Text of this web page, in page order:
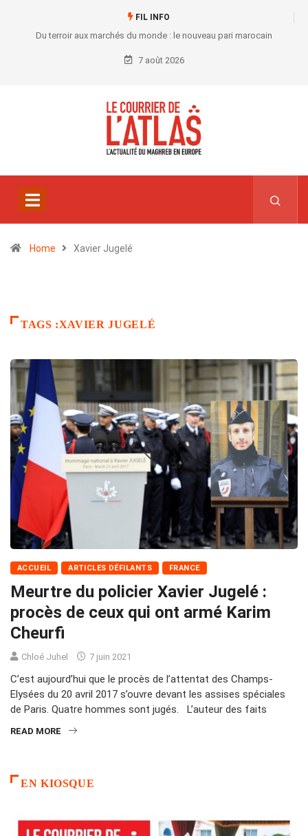
FIL INFO
Du terroir aux marchés du monde : le nouveau pari marocain
7 août 2026
Home Xavier Jugelé
TAGS :XAVIER JUGELÉ
ACCUEIL ARTICLES DÉFILANTS FRANCE
Meurtre du policier Xavier Jugelé :
procès de ceux qui ont armé Karim
Cheurfi
Chloé Juhel 7 juin 2021
C’est aujourd’hui que le procès de l’attentat des Champs-
Elysées du 20 avril 2017 s’ouvre devant les assises spéciales
de Paris. Quatre hommes sont jugés. L’auteur des faits
READ MORE
EN KIOSQUE